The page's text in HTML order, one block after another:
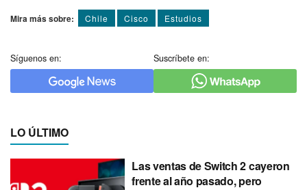
Mira más sobre: Chile Cisco Estudios
Síguenos en: Suscríbete en:
LO ÚLTIMO
Las ventas de Switch 2 cayeron
frente al año pasado, pero